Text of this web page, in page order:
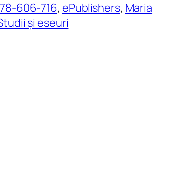
606-716, ePublishers, Maria
și eseuri